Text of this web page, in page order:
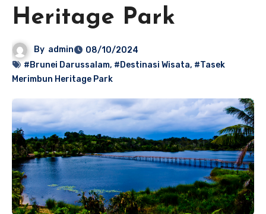
Heritage Park
By admin
08/10/2024
#Brunei Darussalam, #Destinasi Wisata, #Tasek
Merimbun Heritage Park